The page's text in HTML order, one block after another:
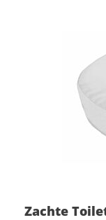
Zachte